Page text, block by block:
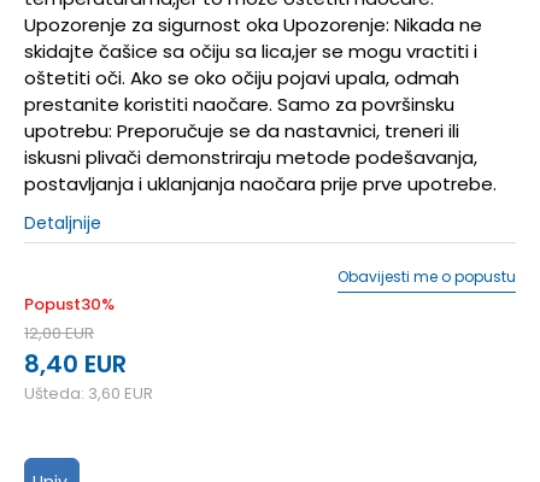
Upozorenje za sigurnost oka Upozorenje: Nikada ne
skidajte čašice sa očiju sa lica,jer se mogu vractiti i
oštetiti oči. Ako se oko očiju pojavi upala, odmah
prestanite koristiti naočare. Samo za površinsku
upotrebu: Preporučuje se da nastavnici, treneri ili
iskusni plivači demonstriraju metode podešavanja,
postavljanja i uklanjanja naočara prije prve upotrebe.
Detaljnije
Popust30%
12,00EUR
8,40 EUR
Ušteda: 3,60 EUR
Obavijesti me o popustu